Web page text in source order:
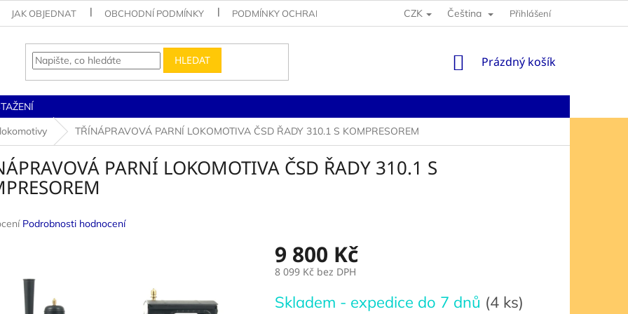
JAK OBJEDNAT OBCHODNÍ PODMÍNKY PODMÍNKY OCHRANY OSOBNÍCH ÚDAJŮCZK Čeština Přihlášení
HLEDAT
NÁKUPNÍ
Prázdný košík
TŘÍNÁPRAVOVÁ PARNÍ LOKOMOTIVA ČSD ŘADY 310.1 S KOMPRESOREM
PARNÍ LOKOMOTIVA ČSD ŘADY 310.1 S
Podrobnosti hodnocení
9 800 Kč
8 099 Kč bez DPH
cena:
Skladem - expedice do 7 dnů (4 ks)